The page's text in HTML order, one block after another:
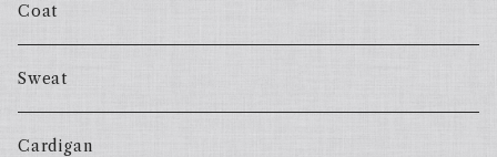
Coat
Sweat
Cardigan